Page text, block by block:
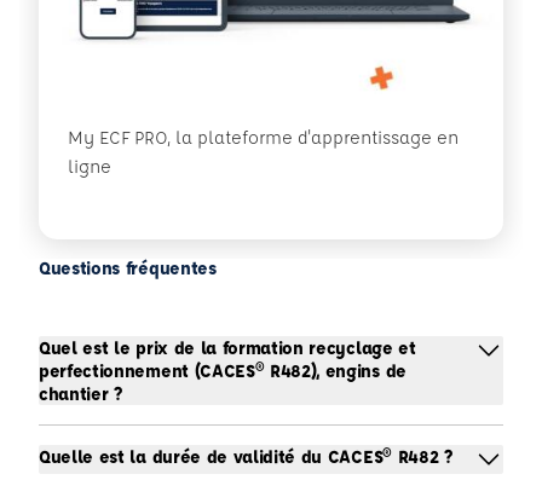
My ECF PRO, la plateforme d'apprentissage en
ligne
Questions fréquentes
Quel est le prix de la formation recyclage et
perfectionnement (CACES® R482), engins de
chantier ?
Quelle est la durée de validité du CACES® R482 ?